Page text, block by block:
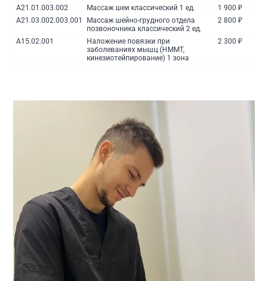
A21.01.003.002 Массаж шеи классический 1 ед.
1 900 ₽
A21.03.002.003.001
Массаж шейно-грудного отдела
позвоночника классический 2 ед.
2 800 ₽
A15.02.001
Наложение повязки при
заболеваниях мышц (НММТ,
кинезиотейпирование) 1 зона
2 300 ₽